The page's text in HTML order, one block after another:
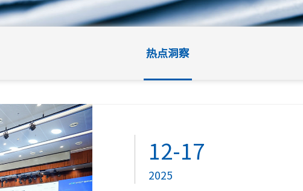
热点洞察
05-20
2026
04-23
2026
12-17
2025
12-15
2025